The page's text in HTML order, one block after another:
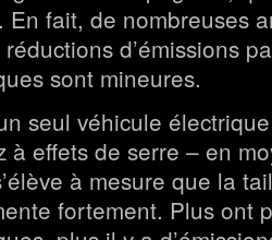
En fait, de nombreuses
d’émissions
sont mineures.
seul véhicule
à effets de serre – en
à mesure que la
fortement. Plus ont